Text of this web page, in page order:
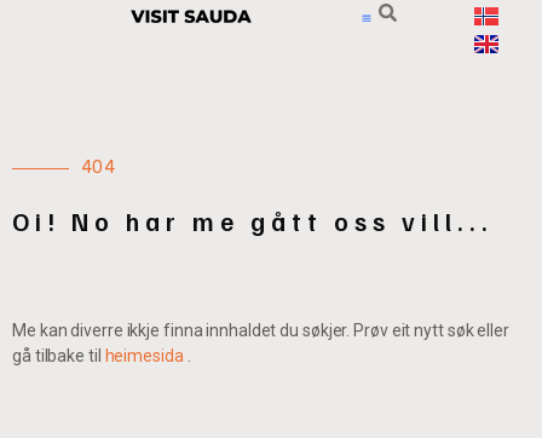
404
Oi! No har me gått oss vill...
Me kan diverre ikkje finna innhaldet du søkjer. Prøv eit nytt søk eller
gå tilbake til heimesida